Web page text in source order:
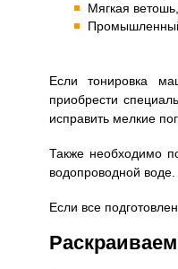
Мягкая
Если тонировка
приобрести
исправить мелкие
Также необходимо
водопроводной
Если все